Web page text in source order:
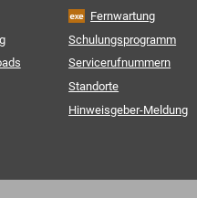
Friendly Captcha
Fernwartung
Schulungsprogramm
Servicerufnummern
Standorte
Hinweisgeber-Meldung